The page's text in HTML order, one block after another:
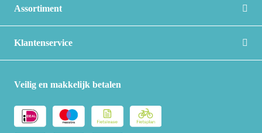
Assortiment
Klantenservice
Veilig en makkelijk betalen